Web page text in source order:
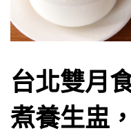
台北雙月
煮養生盅